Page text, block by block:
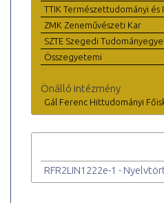
TTIK Természettudományi és
ZMK Zeneművészeti Kar
SZTE Szegedi
Összegyetemi
Önálló intézmény
Gál Ferenc Hittudományi
RFR2LIN1222e-1 -